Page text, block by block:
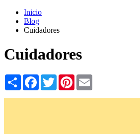
Inicio
Blog
Cuidadores
Cuidadores
Share Facebook
TwitterPinterest